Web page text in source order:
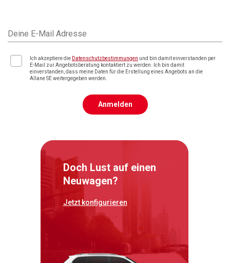
Deine E-Mail Adresse
Ich akzeptiere die Datenschutzbestimmungen und bin damit einverstanden per
E-Mail zur Angebotsberatung kontaktiert zu werden. Ich bin damit
einverstanden, dass meine Daten für die Erstellung eines Angebots an die
Allane SE weitergegeben werden.
Anmelden
Doch Lust auf einen
Neuwagen?
Jetzt konfigurieren